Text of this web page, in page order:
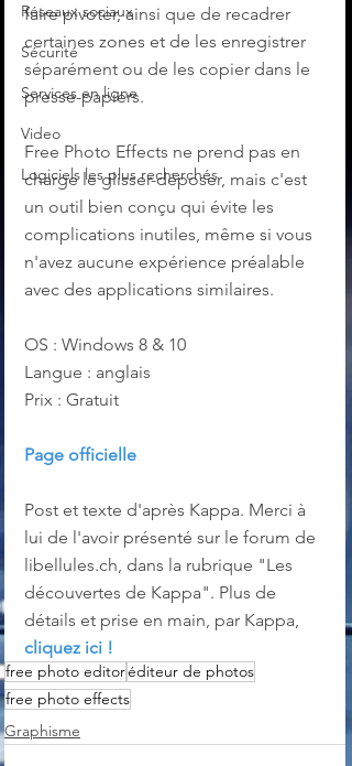
Réseaux sociaux
Sécurité
Services en ligne
Video
Logiciels les plus recherchés
faire pivoter, ainsi que de recadrer
certaines zones et de les enregistrer
séparément ou de les copier dans le
presse-papiers.
Free Photo Effects ne prend pas en
charge le glisser-déposer, mais c'est
un outil bien conçu qui évite les
complications inutiles, même si vous
n'avez aucune expérience préalable
avec des applications similaires.
OS : Windows 8 & 10
Langue : anglais
Prix : Gratuit
Page officielle
Post et texte d'après Kappa. Merci à
lui de l'avoir présenté sur le forum de
libellules.ch, dans la rubrique "Les
découvertes de Kappa". Plus de
détails et prise en main, par Kappa,
cliquez ici !
free photo editoréditeur de photos
free photo effects
Graphisme